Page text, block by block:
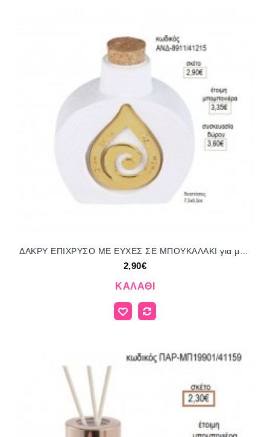
ΔΑΚΡΥ ΕΠΙΧΡΥΣΟ ΜΕ ΕΥΧΕΣ ΣΕ ΜΠΟΥΚΑΛΑΚΙ για μπομπονιέρες γούρι δώρο ΑΝΔ-8911/41215 2.90€!!!
2,90€
ΚΑΛΆΘΙ